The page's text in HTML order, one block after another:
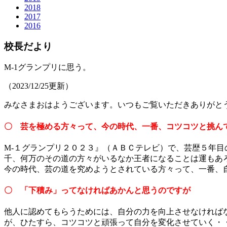
2018
2017
2016
校長だより
M-1グランプリに思う。
（2023/12/25更新）
みなさまおはようございます。いつもご覧いただきありがと
〇 芸を極める方々って、今の時代、一番、コツコツと挑ん
M-１グランプリ２０２３』（ＡＢＣテレビ）で、芸歴５年
千、何万のその道の方々がいるなか王者になることは運も
今の時代、芸の道を究めようとされている方々って、一番
〇 「下積み」ってなければあかんと思うのですが
他人に認めてもらうためには、自分の力を向上させなけれ
が、ひたすら、コツコツと頑張って自分を変化させていく